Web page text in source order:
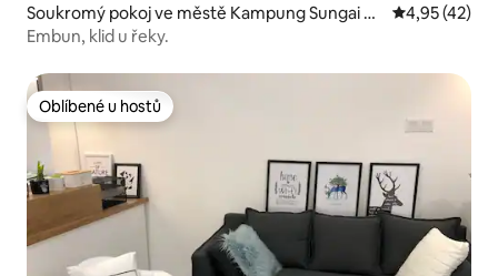
Soukromý pokoj ve městě Kampung Sungai M
atan
Průměrné
4,95 (42)
Embun, klid u řeky.
Oblíbené u hostů
Oblíbené u hostů